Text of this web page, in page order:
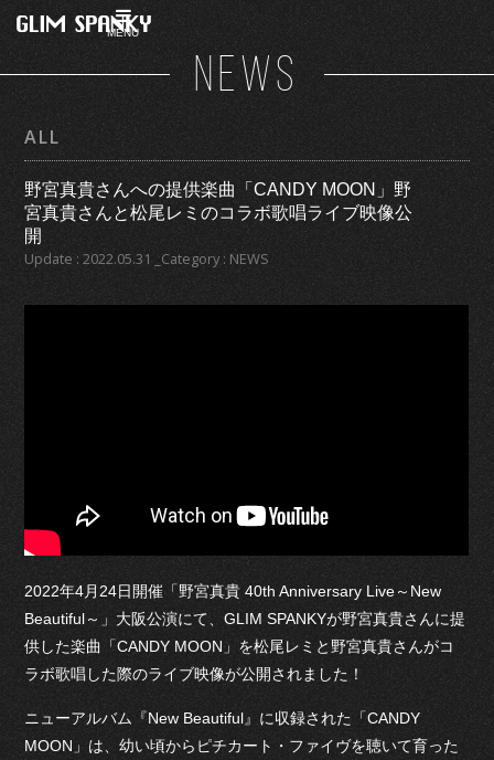
MENU
NEWS
ALL
野宮真貴さんへの提供楽曲「CANDY MOON」野
宮真貴さんと松尾レミのコラボ歌唱ライブ映像公
開
Update : 2022.05.31 _Category : NEWS
2022年4月24日開催「野宮真貴 40th Anniversary Live～New
Beautiful～」大阪公演にて、GLIM SPANKYが野宮真貴さんに提
供した楽曲「CANDY MOON」を松尾レミと野宮真貴さんがコ
ラボ歌唱した際のライブ映像が公開されました！
ニューアルバム『New Beautiful』に収録された「CANDY
MOON」は、幼い頃からピチカート・ファイヴを聴いて育った